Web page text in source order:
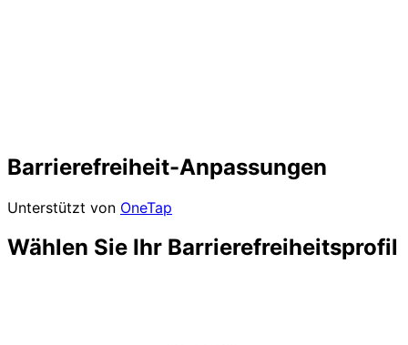
Barrierefreiheit-Anpassungen
Unterstützt von OneTap
Wählen Sie Ihr Barrierefreiheitsprofil